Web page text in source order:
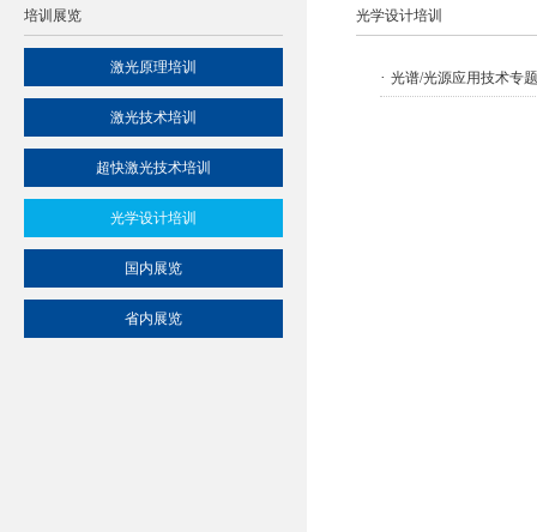
培训展览
激光原理培训
激光技术培训
超快激光技术培训
光学设计培训
国内展览
省内展览
光学设计培训
· 光谱/光源应用技术专